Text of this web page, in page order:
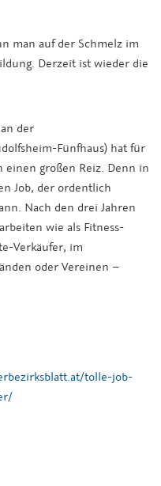
man auf der Schmelz im
Derzeit ist wieder die
der
Fünfhaus) hat für
großen Reiz. Denn in
Job, der ordentlich
Nach den drei Jahren
wie als Fitness-
Verkäufer, im
oder Vereinen –
tolle-job-